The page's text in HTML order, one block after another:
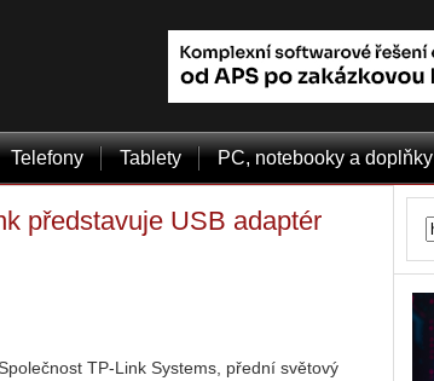
Telefony Tablety PC, notebooky a doplňky
představuje USB adaptér
TP-Link Systems, přední světový